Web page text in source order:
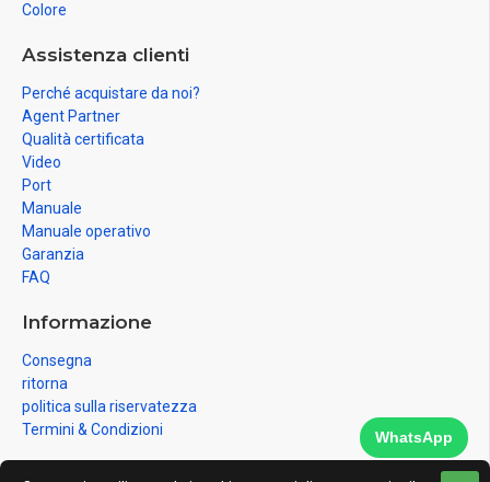
Colore
Assistenza clienti
Perché acquistare da noi?
Agent Partner
Qualità certificata
Video
Port
Manuale
Manuale operativo
Garanzia
FAQ
Informazione
Consegna
ritorna
politica sulla riservatezza
Termini & Condizioni
WhatsApp